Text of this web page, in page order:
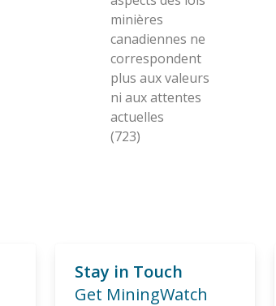
minières
canadiennes ne
correspondent
plus aux valeurs
ni aux attentes
actuelles
(723)
Stay in Touch
Get MiningWatch